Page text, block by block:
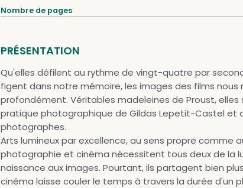
Nombre de pages
PRÉSENTATION
Qu'elles défilent au rythme de vingt-quatre par
figent dans notre mémoire, les images des films nous
profondément. Véritables madeleines de Proust, elles
pratique photographique de Gildas Lepetit-Castel et
photographes.
Arts lumineux par excellence, au sens propre comme
photographie et cinéma nécessitent tous deux de la
naissance aux images. Pourtant, ils partagent bien
cinéma laisse couler le temps à travers la durée d'un